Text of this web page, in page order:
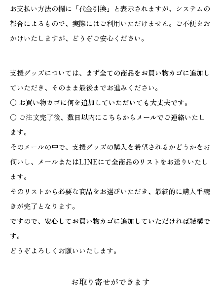
お支払い方法の欄に「代金引換」と表示されますが、システムの
都合によるもので、実際にはご利用いただけません。ご不便をお
かけいたしますが、どうぞご安心ください。
支援グッズについては、まず全ての商品をお買い物カゴに追加 し
ていただき、そのまま最後までお進みください。
〇 お買い物カゴに何を追加していただいても大丈夫です。
〇 ご注文完了後、 数日以内にこちらからメールでご連絡いたし
ます。
そのメールの中で、支援グッズの購入を希望されるかどうかをお
伺いし、 メールまたはLINEにて全商品のリスト をお送りいたし
ます。
そのリストから必要な商品をお選びいただき、最終的に購入手続
きが完了となります。
ですので、 安心してお買い物カゴに追加していただければ結構で
す。
どうぞよろしくお願いいたします。
お取り寄せができます